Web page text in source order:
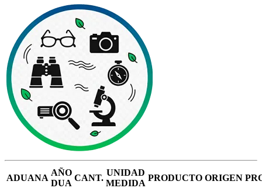
ADUANA
AÑO
DUA
CANT.
UNIDAD
MEDIDA
PRODUCTO ORIGEN